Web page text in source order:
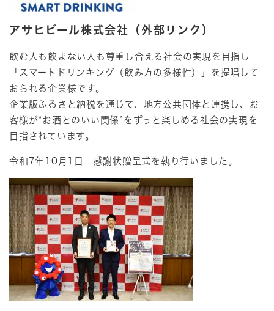
アサヒビール株式会社 （外部リンク）
飲む人も飲まない人も尊重し合える社会の実現を目指し
「スマートドリンキング（飲み方の多様性）」を提唱して
おられる企業様です。
企業版ふるさと納税を通じて、地方公共団体と連携し、お
客様が“お酒とのいい関係”をずっと楽しめる社会の実現を
目指されています。​
令和7年10月1日 感謝状贈呈式を執り行いました。